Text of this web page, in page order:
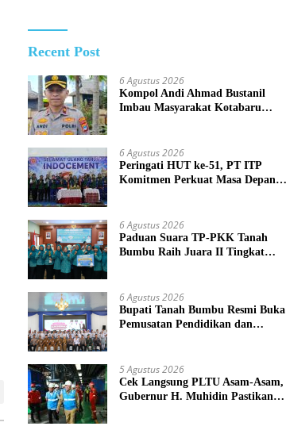
Calon
2026
Recent Post
6 Agustus 2026
Kompol Andi Ahmad Bustanil
Imbau Masyarakat Kotabaru
6 Agustus 2026
Peringati HUT ke-51, PT ITP
Komitmen Perkuat Masa Depan
6 Agustus 2026
Paduan Suara TP-PKK Tanah
Bumbu Raih Juara II Tingkat
6 Agustus 2026
Bupati Tanah Bumbu Resmi Buka
Pemusatan Pendidikan dan
5 Agustus 2026
Cek Langsung PLTU Asam-Asam,
Gubernur H. Muhidin Pastikan